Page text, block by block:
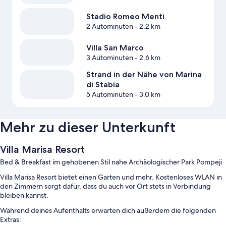
Stadio Romeo Menti
2 Autominuten- 2.2 km
Villa San Marco
3 Autominuten- 2.6 km
Strand in der Nähe von Marina
di Stabia
5 Autominuten- 3.0 km
Mehr zu dieser Unterkunft
Villa Marisa Resort
Bed & Breakfast im gehobenen Stil nahe Archäologischer Park Pompeji
Villa Marisa Resort bietet einen Garten und mehr. Kostenloses WLAN in
den Zimmern sorgt dafür, dass du auch vor Ort stets in Verbindung
bleiben kannst.
Während deines Aufenthalts erwarten dich außerdem die folgenden
Extras: